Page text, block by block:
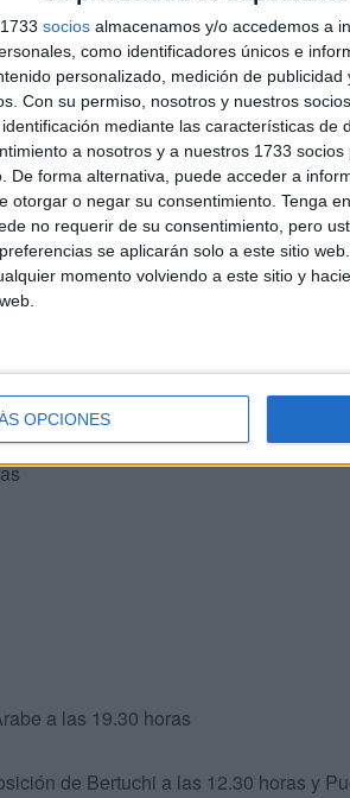
socios almacenamos y/o accedemos a
como identificadores únicos e
personalizado, medición de
Con su permiso, nosotros y nuestros
mediante las características de
a nosotros y a nuestros 1733
De forma alternativa, puede acceder a
otorgar o negar su consentimiento. Tenga
no requerir de su consentimiento, pero
se aplicarán solo a este sitio
momento volviendo a este sitio y
OPCIONES
Ceuta
la web de la Ciudad: ceuta.es/
visitas en inglés, para lo que los
correo tour42day@gmail.com, para
a las 19.30 horas
de Bertuchi a las 12.30 horas y